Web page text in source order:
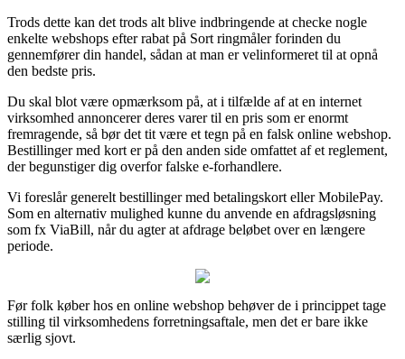
Trods dette kan det trods alt blive indbringende at checke nogle
enkelte webshops efter rabat på Sort ringmåler forinden du
gennemfører din handel, sådan at man er velinformeret til at opnå
den bedste pris.
Du skal blot være opmærksom på, at i tilfælde af at en internet
virksomhed annoncerer deres varer til en pris som er enormt
fremragende, så bør det tit være et tegn på en falsk online webshop.
Bestillinger med kort er på den anden side omfattet af et reglement,
der begunstiger dig overfor falske e-forhandlere.
Vi foreslår generelt bestillinger med betalingskort eller MobilePay.
Som en alternativ mulighed kunne du anvende en afdragsløsning
som fx ViaBill, når du agter at afdrage beløbet over en længere
periode.
Før folk køber hos en online webshop behøver de i princippet tage
stilling til virksomhedens forretningsaftale, men det er bare ikke
særlig sjovt.